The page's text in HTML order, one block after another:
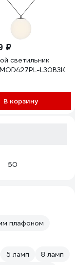
₽
светильник
L30B3K
В корзину
50
плафоном
5 ламп
8 ламп